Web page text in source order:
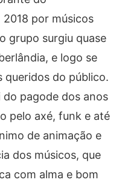
por músicos
grupo surgiu quase
e logo se
queridos do público.
pagode dos anos
pelo axé, funk e até
de animação e
dos músicos, que
com alma e bom